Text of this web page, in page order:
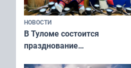
НОВОСТИ
В Туломе состоится
празднование